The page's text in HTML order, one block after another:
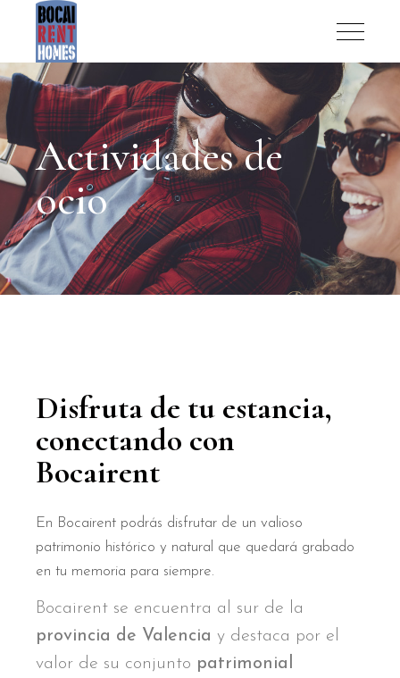
Actividades de
ocio
Disfruta de tu estancia,
conectando con
Bocairent
En Bocairent podrás disfrutar de un valioso
patrimonio histórico y natural que quedará grabado
en tu memoria para siempre.
Bocairent se encuentra al sur de la
provincia de Valenciay destaca por el
valor de su conjunto patrimonial